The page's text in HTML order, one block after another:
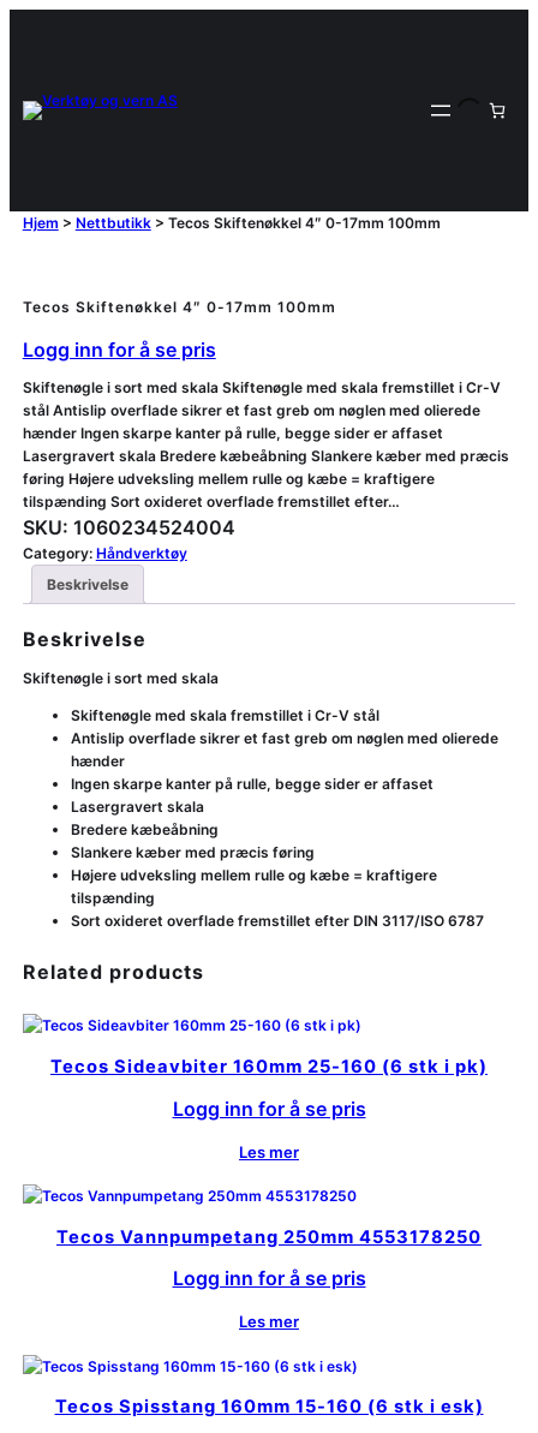
Hjem > Nettbutikk> Tecos Skiftenøkkel 4″ 0-17mm 100mm
Tecos Skiftenøkkel 4″ 0-17mm 100mm
Logg inn for å se pris
Skiftenøgle i sort med skala Skiftenøgle med skala fremstillet i Cr-V
stål Antislip overflade sikrer et fast greb om nøglen med olierede
hænder Ingen skarpe kanter på rulle, begge sider er affaset
Lasergravert skala Bredere kæbeåbning Slankere kæber med præcis
føring Højere udveksling mellem rulle og kæbe = kraftigere
tilspænding Sort oxideret overflade fremstillet efter…
SKU: 1060234524004
Category: Håndverktøy
Beskrivelse
Beskrivelse
Skiftenøgle i sort med skala
Skiftenøgle med skala fremstillet i Cr-V stål
Antislip overflade sikrer et fast greb om nøglen med olierede
hænder
Ingen skarpe kanter på rulle, begge sider er affaset
Lasergravert skala
Bredere kæbeåbning
Slankere kæber med præcis føring
Højere udveksling mellem rulle og kæbe = kraftigere
tilspænding
Sort oxideret overflade fremstillet efter DIN 3117/ISO 6787
Related products
Tecos Sideavbiter 160mm 25-160 (6 stk i pk)
Logg inn for å se pris
Les mer
Tecos Vannpumpetang 250mm 4553178250
Logg inn for å se pris
Les mer
Tecos Spisstang 160mm 15-160 (6 stk i esk)